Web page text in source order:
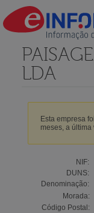
LDA
Esta empresa
meses, a última
NIF:
DUNS:
Denominação:
Morada:
Código Postal: